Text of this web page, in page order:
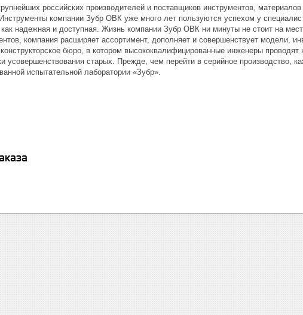
российских производителей и поставщиков инструментов,
компании Зубр ОВК уже много лет пользуются успехом у
надежная и доступная. Жизнь компании Зубр ОВК ни минуты не стоит на
компания расширяет ассортимент, дополняет и совершенствует модели,
бюро, в котором высококвалифицированные инженеры проводят
усовершенствования старых. Прежде, чем перейти в серийное производство,
испытательной лаборатории «Зубр».